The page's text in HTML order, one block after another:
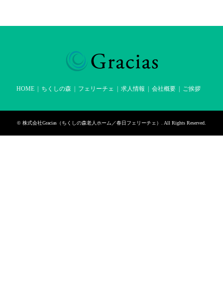
HOME ちくしの森 フェリーチェ 求人情報 会社概要 ご挨拶
© 株式会社Gracias（ちくしの森老人ホーム／春日フェリーチェ） . All Rights Reserved.